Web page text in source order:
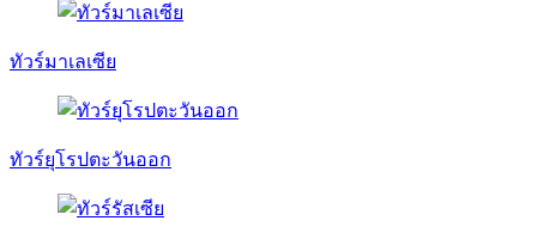
ทัวร์มาเลเซีย
ทัวร์ยุโรปตะวันออก